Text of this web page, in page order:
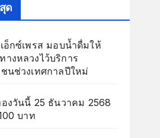
ด
อ็กซ์เพรส มอบน้ำดื่มให้
างหลวงไว้บริการ
นช่วงเทศกาลปีใหม่
งวันนี้ 25 ธันวาคม 2568
บาท